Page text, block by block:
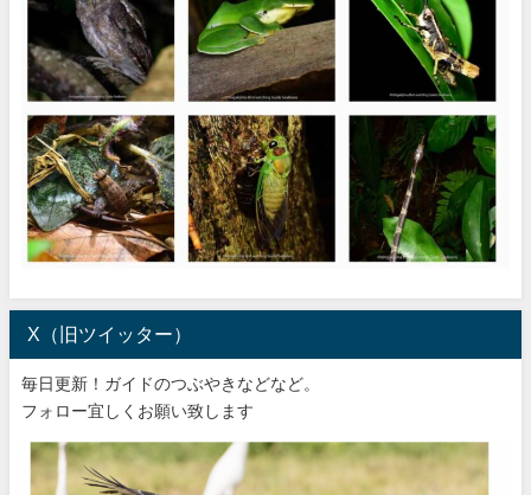
X（旧ツイッター）
毎日更新！ガイドのつぶやきなどなど。
フォロー宜しくお願い致します